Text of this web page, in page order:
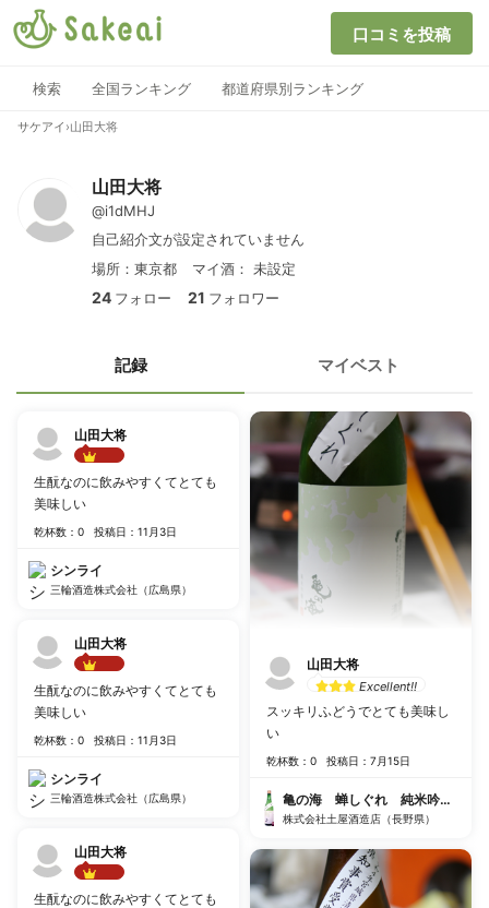
口コミを投稿
検索 全国ランキング 都道府県別ランキング
サケアイ ›山田大将
山田大将
@i1dMHJ
自己紹介文が設定されていません
場所：東京都
マイ酒： 未設定
24 フォロー 21 フォロワー
記録 マイベスト
山田大将
Best!!
生酛なのに飲みやすくてとても
美味しい
乾杯数：0 投稿日：11月3日
シンライ
三輪酒造株式会社（広島県）
山田大将
Best!!
生酛なのに飲みやすくてとても
美味しい
乾杯数：0 投稿日：11月3日
シンライ
三輪酒造株式会社（広島県）
山田大将
Best!!
生酛なのに飲みやすくてとても
山田大将
Excellent!!
スッキリふどうでとても美味し
い
乾杯数：0 投稿日：7月15日
亀の海 蝉しぐれ 純米吟醸 生
株式会社土屋酒造店（長野県）